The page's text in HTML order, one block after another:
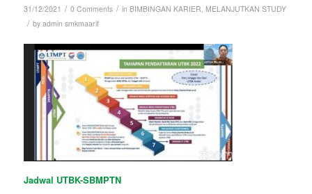
31/12/2021 / 0 Comments / in BIMBINGAN KARIER, MELANJUTKAN STUDY
/ by admin smkmaarif
Jadwal UTBK-SBMPTN